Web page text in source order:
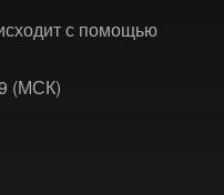
с помощью
(МСК)